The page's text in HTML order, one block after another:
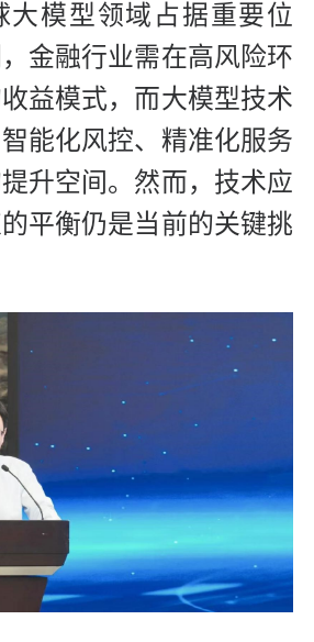
大模型领域占据重要位
金融行业需在高风险环
益模式，而大模型技术
能化风控、精准化服务
升空间。然而，技术应
平衡仍是当前的关键挑